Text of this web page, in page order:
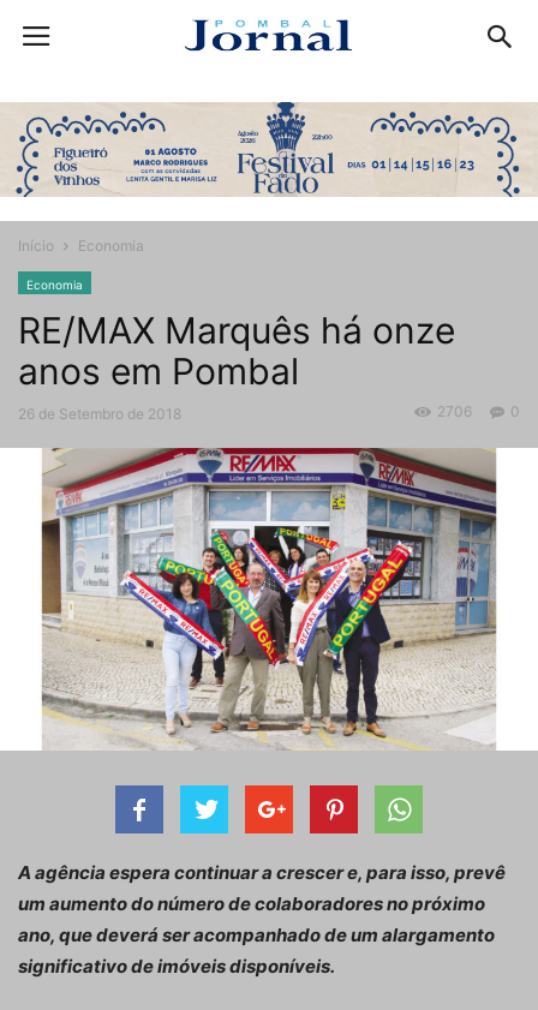
Início Economia
Economia
RE/MAX Marquês há onze
anos em Pombal
26 de Setembro de 2018 0
2706
A agência espera continuar a crescer e, para isso, prevê
um aumento do número de colaboradores no próximo
ano, que deverá ser acompanhado de um alargamento
significativo de imóveis disponíveis.